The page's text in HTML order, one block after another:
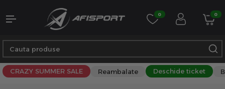
0 0
CRAZY SUMMER SALE Reambalate Deschide ticket